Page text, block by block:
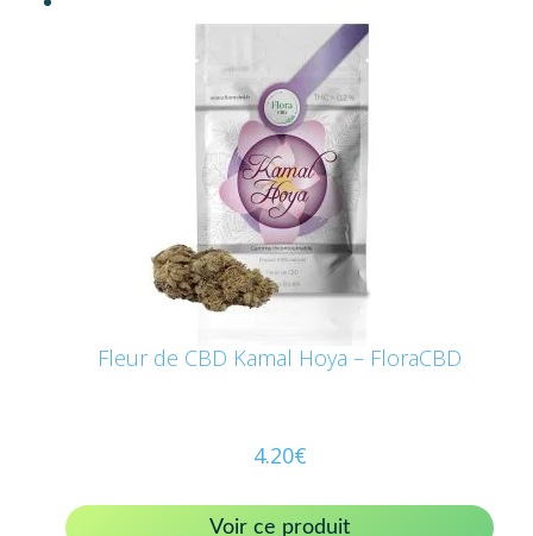
Fleur de CBD Kamal Hoya – FloraCBD
4.20€
Voir ce produit